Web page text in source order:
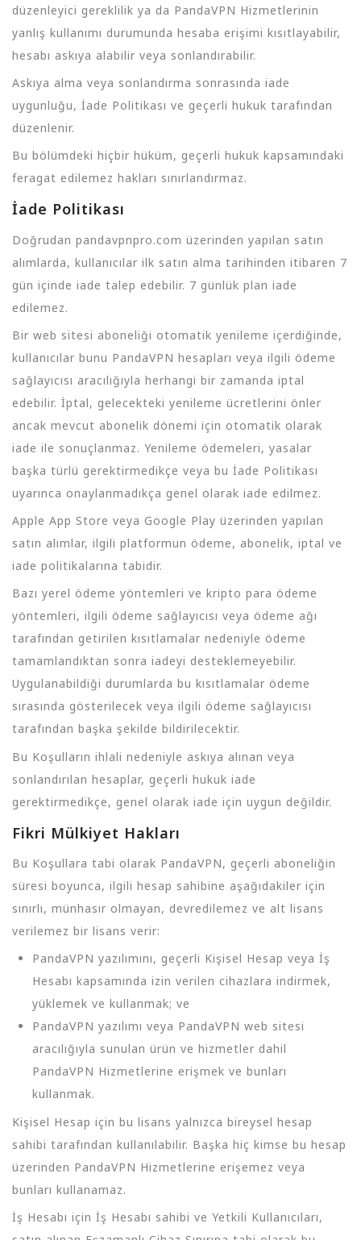
düzenleyici gereklilik ya da PandaVPN Hizmetlerinin
yanlış kullanımı durumunda hesaba erişimi kısıtlayabilir,
hesabı askıya alabilir veya sonlandırabilir.
Askıya alma veya sonlandırma sonrasında iade
uygunluğu, İade Politikası ve geçerli hukuk tarafından
düzenlenir.
Bu bölümdeki hiçbir hüküm, geçerli hukuk kapsamındaki
feragat edilemez hakları sınırlandırmaz.
İade Politikası
Doğrudan pandavpnpro.com üzerinden yapılan satın
alımlarda, kullanıcılar ilk satın alma tarihinden itibaren 7
gün içinde iade talep edebilir. 7 günlük plan iade
edilemez.
Bir web sitesi aboneliği otomatik yenileme içerdiğinde,
kullanıcılar bunu PandaVPN hesapları veya ilgili ödeme
sağlayıcısı aracılığıyla herhangi bir zamanda iptal
edebilir. İptal, gelecekteki yenileme ücretlerini önler
ancak mevcut abonelik dönemi için otomatik olarak
iade ile sonuçlanmaz. Yenileme ödemeleri, yasalar
başka türlü gerektirmedikçe veya bu İade Politikası
uyarınca onaylanmadıkça genel olarak iade edilmez.
Apple App Store veya Google Play üzerinden yapılan
satın alımlar, ilgili platformun ödeme, abonelik, iptal ve
iade politikalarına tabidir.
Bazı yerel ödeme yöntemleri ve kripto para ödeme
yöntemleri, ilgili ödeme sağlayıcısı veya ödeme ağı
tarafından getirilen kısıtlamalar nedeniyle ödeme
tamamlandıktan sonra iadeyi desteklemeyebilir.
Uygulanabildiği durumlarda bu kısıtlamalar ödeme
sırasında gösterilecek veya ilgili ödeme sağlayıcısı
tarafından başka şekilde bildirilecektir.
Bu Koşulların ihlali nedeniyle askıya alınan veya
sonlandırılan hesaplar, geçerli hukuk iade
gerektirmedikçe, genel olarak iade için uygun değildir.
Fikri Mülkiyet Hakları
Bu Koşullara tabi olarak PandaVPN, geçerli aboneliğin
süresi boyunca, ilgili hesap sahibine aşağıdakiler için
sınırlı, münhasır olmayan, devredilemez ve alt lisans
verilemez bir lisans verir:
PandaVPN yazılımını, geçerli Kişisel Hesap veya İş
Hesabı kapsamında izin verilen cihazlara indirmek,
yüklemek ve kullanmak; ve
PandaVPN yazılımı veya PandaVPN web sitesi
aracılığıyla sunulan ürün ve hizmetler dahil
PandaVPN Hizmetlerine erişmek ve bunları
kullanmak.
Kişisel Hesap için bu lisans yalnızca bireysel hesap
sahibi tarafından kullanılabilir. Başka hiç kimse bu hesap
üzerinden PandaVPN Hizmetlerine erişemez veya
bunları kullanamaz.
İş Hesabı için İş Hesabı sahibi ve Yetkili Kullanıcıları,